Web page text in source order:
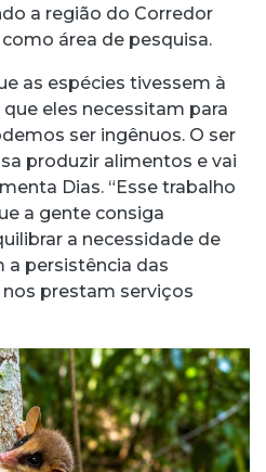
a região do Corredor
área de pesquisa.
as espécies tivessem à
eles necessitam para
ser ingênuos. O ser
produzir alimentos e vai
Dias. “Esse trabalho
a gente consiga
a necessidade de
a persistência das
prestam serviços